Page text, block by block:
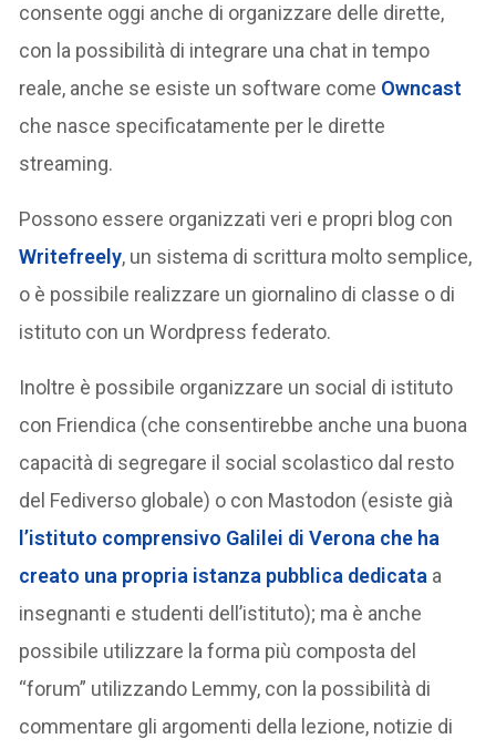
consente oggi anche di organizzare delle dirette,
con la possibilità di integrare una chat in tempo
reale, anche se esiste un software come Owncast
che nasce specificatamente per le dirette
streaming.
Possono essere organizzati veri e propri blog con
Writefreely, un sistema di scrittura molto semplice,
o è possibile realizzare un giornalino di classe o di
istituto con un Wordpress federato.
Inoltre è possibile organizzare un social di istituto
con Friendica (che consentirebbe anche una buona
capacità di segregare il social scolastico dal resto
del Fediverso globale) o con Mastodon (esiste già
l’istituto comprensivo Galilei di Verona che ha
creato una propria istanza pubblica dedicata a
insegnanti e studenti dell’istituto); ma è anche
possibile utilizzare la forma più composta del
“forum” utilizzando Lemmy, con la possibilità di
commentare gli argomenti della lezione, notizie di